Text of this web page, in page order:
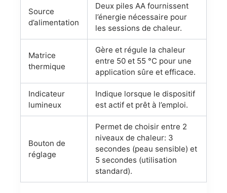
Source
d’alimentation
Deux piles AA fournissent
l’énergie nécessaire pour
les sessions de chaleur.
Matrice
thermique
Gère et régule la chaleur
entre 50 et 55 °C pour une
application sûre et efficace.
Indicateur
lumineux
Indique lorsque le dispositif
est actif et prêt à l’emploi.
Bouton de
réglage
Permet de choisir entre 2
niveaux de chaleur: 3
secondes (peau sensible) et
5 secondes (utilisation
standard).